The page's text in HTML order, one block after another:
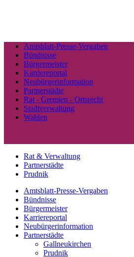
Amtsblatt-Presse-Vergaben
Bündnisse
Bürgermeister
Karriereportal
Neubürgerinformation
Partnerstädte
Rat - Gremien - Ortsrecht
Stadtverwaltung
Wahlen
Rat & Verwaltung
Partnerstädte
Prudnik
Amtsblatt-Presse-Vergaben
Bündnisse
Bürgermeister
Karriereportal
Neubürgerinformation
Partnerstädte
Gallneukirchen
Prudnik